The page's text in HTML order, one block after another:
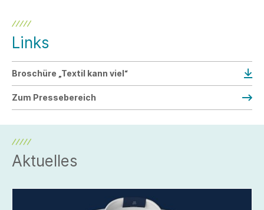
Links
Broschüre „Textil kann viel“
Zum Pressebereich
Aktuelles